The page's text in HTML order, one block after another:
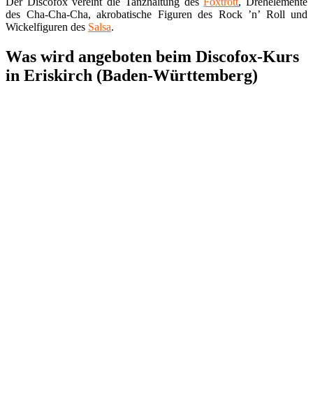
des Cha-Cha-Cha, akrobatische Figuren des Rock ’n’ Roll und
Wickelfiguren des Salsa.
Was wird angeboten beim Discofox-Kurs
in Eriskirch (Baden-Württemberg)